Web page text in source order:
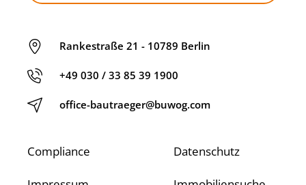
Rankestraße 21 - 10789 Berlin
+49 030 / 33 85 39 1900
office-bautraeger@buwog.com
Compliance Datenschutz